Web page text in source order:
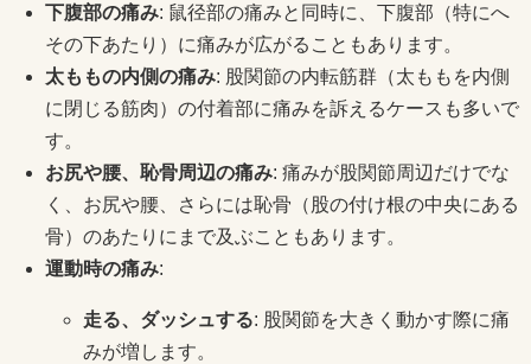
下腹部の痛み: 鼠径部の痛みと同時に、下腹部（特にへ
その下あたり）に痛みが広がることもあります。
太ももの内側の痛み: 股関節の内転筋群（太ももを内側
に閉じる筋肉）の付着部に痛みを訴えるケースも多いで
す。
お尻や腰、恥骨周辺の痛み: 痛みが股関節周辺だけでな
く、お尻や腰、さらには恥骨（股の付け根の中央にある
骨）のあたりにまで及ぶこともあります。
運動時の痛み:
走る、ダッシュする: 股関節を大きく動かす際に痛
みが増します。